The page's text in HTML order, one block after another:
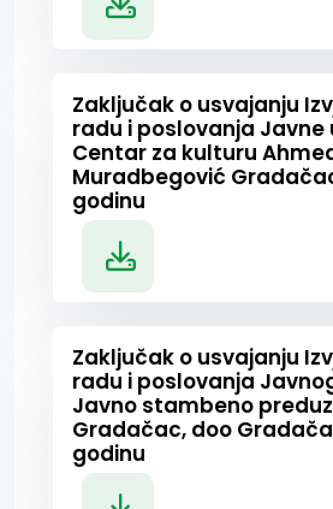
Zaključak o usvajanju
radu i poslovanja
Centar za kulturu
Muradbegović
godinu
Zaključak o usvajanju
radu i poslovanja
Javno stambeno
Gradačac, doo
godinu